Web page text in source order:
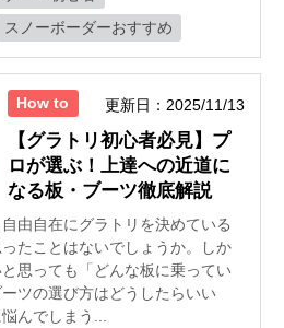
スノーボーダーおすすめ
How to 更新日：2025/11/13
【グラトリ初心者必見】プ
ロが選ぶ！上達への近道に
なる板・ブーツ徹底解説
由自在にグラトリを決めている
たことはないでしょうか。しか
思っても「どんな板に乗ってい
ツの選び方はどうしたらいい
んでしまう...